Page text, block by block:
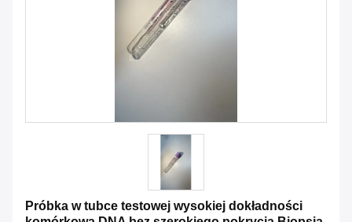
Próbka w tubce testowej wysokiej dokładności